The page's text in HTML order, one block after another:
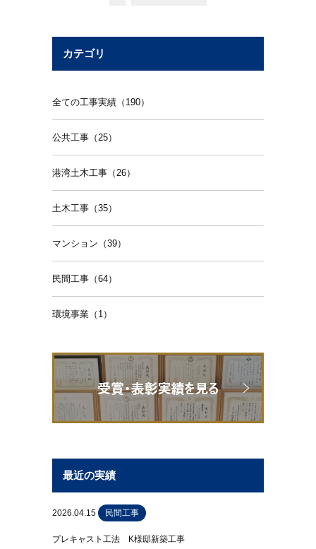
カテゴリ
全ての工事実績（190）
公共工事（25）
港湾土木工事（26）
土木工事（35）
マンション（39）
民間工事（64）
環境事業（1）
最近の実績
2026.04.15 民間工事
プレキャスト工法 K様邸新築工事